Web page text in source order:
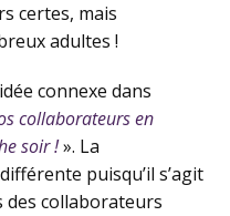
certes, mais
adultes !
connexe dans
collaborateurs en
soir !». La
puisqu’il s’agit
des collaborateurs